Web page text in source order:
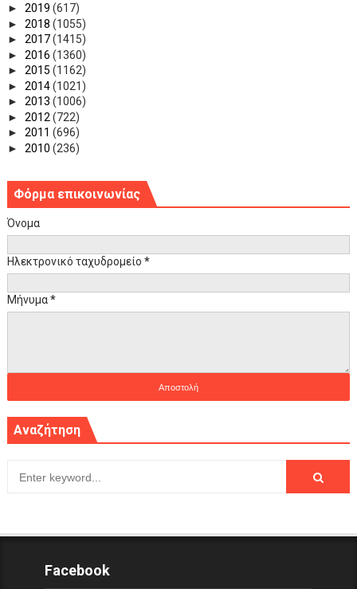
► 2019 (617)
► 2018 (1055)
► 2017(1415)
► 2016 (1360)
► 2015 (1162)
► 2014(1021)
► 2013 (1006)
► 2012 (722)
► 2011 (696)
► 2010 (236)
Φόρμα επικοινωνίας
Όνομα
Ηλεκτρονικό ταχυδρομείο *
Μήνυμα*
Αναζήτηση
Facebook